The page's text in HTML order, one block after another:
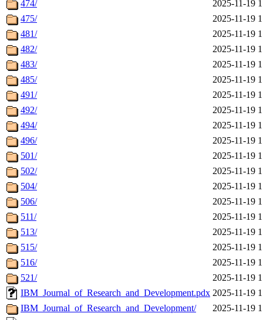
474/
2025-11-19
475/
2025-11-19
481/
2025-11-19
482/
2025-11-19
483/
2025-11-19
485/
2025-11-19
491/
2025-11-19
492/
2025-11-19
494/
2025-11-19
496/
2025-11-19
501/
2025-11-19
502/
2025-11-19
504/
2025-11-19
506/
2025-11-19
511/
2025-11-19
513/
2025-11-19
515/
2025-11-19
516/
2025-11-19
521/
2025-11-19
IBM_Journal_of_Research_and_Development.pdx 2025-11-19
IBM_Journal_of_Research_and_Development/
2025-11-19